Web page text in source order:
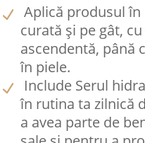
Aplică produsul
curată și pe gât,
ascendentă, până
în piele.
Include Serul
în rutina ta zilnică
a avea parte de